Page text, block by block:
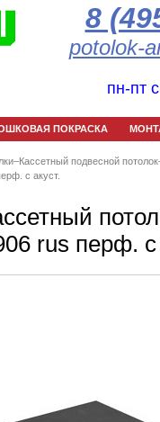
8
potolok-
пн-пт
ПОКРАСКА
–Кассетный подвесной потолок
с акуст.
rus перф. с